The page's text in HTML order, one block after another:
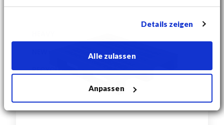
haben oder die sie im Rahmen Ihrer Nutzung der Dienste
Informationen und können Ihre Zustimmung ändern.
Details zeigen
Alle zulassen
Anpassen
RECYCLED